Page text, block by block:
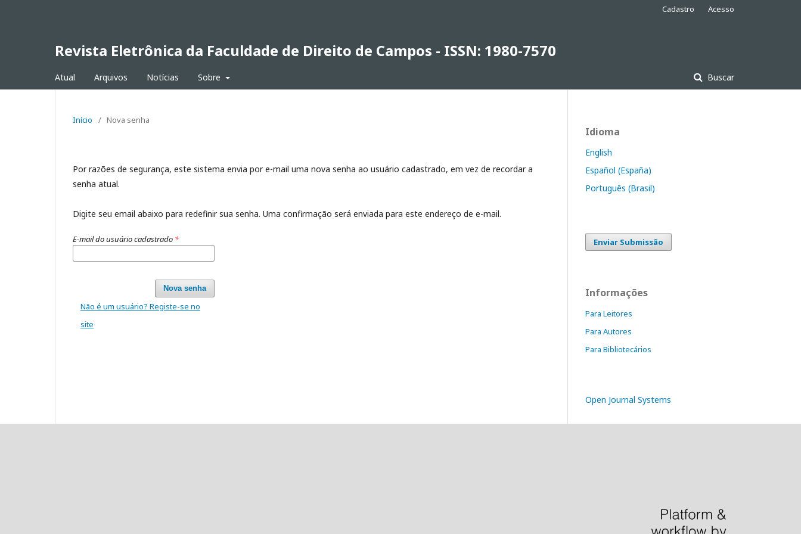
Revista Eletrônica da Faculdade de Direito de Campos - ISSN: 1980-7570
Atual Arquivos Notícias Sobre Buscar
Cadastro Acesso
Início / Nova senha
Por razões de segurança, este sistema envia por e-mail uma nova senha ao usuário cadastrado, em vez de recordar a
senha atual.
Digite seu email abaixo para redefinir sua senha. Uma confirmação será enviada para este endereço de e-mail.
E-mail do usuário cadastrado *
Nova senha
Não é um usuário? Registe-se no
site
Idioma
English
Español (España)
Português (Brasil)
Enviar Submissão
Informações
Para Leitores
Para Autores
Para Bibliotecários
Open Journal Systems